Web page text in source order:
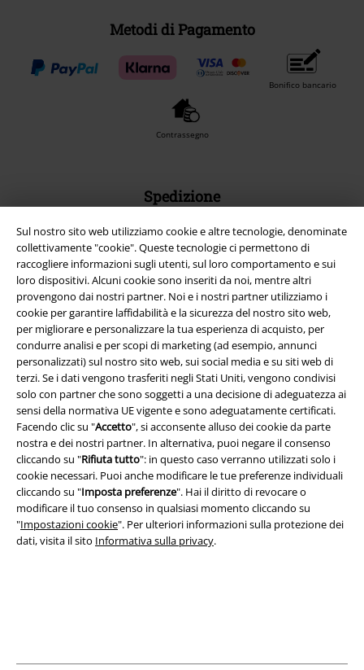
Sul nostro sito web utilizziamo cookie e altre tecnologie, denominate
collettivamente "cookie". Queste tecnologie ci permettono di
raccogliere informazioni sugli utenti, sul loro comportamento e sui
loro dispositivi. Alcuni cookie sono inseriti da noi, mentre altri
provengono dai nostri partner. Noi e i nostri partner utilizziamo i
cookie per garantire laffidabilità e la sicurezza del nostro sito web,
per migliorare e personalizzare la tua esperienza di acquisto, per
condurre analisi e per scopi di marketing (ad esempio, annunci
personalizzati) sul nostro sito web, sui social media e su siti web di
terzi. Se i dati vengono trasferiti negli Stati Uniti, vengono condivisi
solo con partner che sono soggetti a una decisione di adeguatezza ai
sensi della normativa UE vigente e sono adeguatamente certificati.
Facendo clic su "Accetto", si acconsente alluso dei cookie da parte
nostra e dei nostri partner. In alternativa, puoi negare il consenso
cliccando su "Rifiuta tutto": in questo caso verranno utilizzati solo i
cookie necessari. Puoi anche modificare le tue preferenze individuali
cliccando su "Imposta preferenze". Hai il diritto di revocare o
modificare il tuo consenso in qualsiasi momento cliccando su
"Impostazioni cookie". Per ulteriori informazioni sulla protezione dei
dati, visita il sito Informativa sulla privacy.
Metodi di Pagamento
Bonifico bancario
Contrassegno
Spedizione
App EMP
Scarica la nuova app di EMP!
A Warner Music Group Company
Info legali